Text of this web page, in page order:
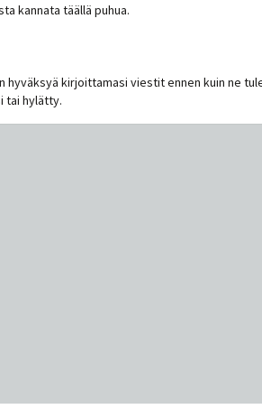
kannata täällä puhua.
hyväksyä kirjoittamasi viestit ennen kuin ne
tai hylätty.